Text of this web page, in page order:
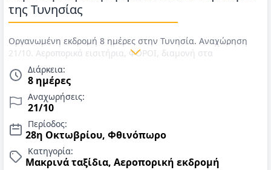
της Τυνησίας
Οργανωμένη εκδρομή 8 ημέρες στην Τυνησία. Αναχώρηση
21/10. Αεροπορικά εισιτήρια, ΦΟΡΟΙ, διαμονή στα
προτεινόμενα ξενοδοχεία 4*/5*, ημιδιατροφή (πρωινό και
δείπνο, εκτός της 1ης ημέρας) καθημερινά στα ξενοδοχεία,
εκδρομές, ξεναγήσεις, περιηγήσεις, βόλτα με καμήλα στην
έρημο, jeep safari 4x4, είσοδοι σε μουσεία & αρχαιολογικούς
χώρους & επαγγελματίας ελληνόφωνος ξεναγός. Τιμές για 28η
Οκτωβρίου 2026.
Διάρκεια:
8 ημέρες
Αναχωρήσεις:
21/10
Περίοδος:
28η Οκτωβρίου, Φθινόπωρο
Κατηγορία:
Μακρινά ταξίδια, Αεροπορική εκδρομή